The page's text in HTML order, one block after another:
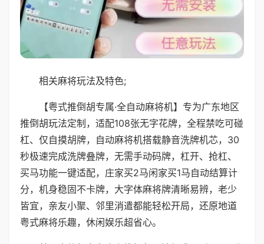
相关麻将玩法及特色;
【粤式推倒胡专属·全自动麻将机】专为广东地区
推倒胡玩法定制，适配108张无字花牌，全程禁吃可碰
杠、仅自摸胡牌，自动麻将机搭载静音洗牌机芯，30
秒极速完成洗牌叠牌，无需手动码牌，杠开、抢杠、
买马功能一键适配，庄家买2马闲家买1马自动结算计
分，机身稳固不卡牌，大字体麻将牌清晰易辨，老少
皆宜，亲友小聚、邻里消遣都能轻松开局，还原地道
粤式麻将乐趣，休闲娱乐超省心。